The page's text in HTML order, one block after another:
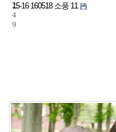
2
4
9
15-16 160518 소풍 11